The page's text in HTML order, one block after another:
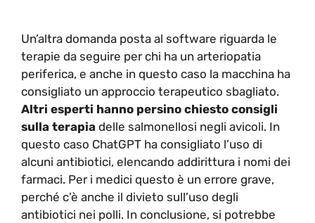
Un’altra domanda posta al software riguarda le
terapie da seguire per chi ha un arteriopatia
periferica, e anche in questo caso la macchina ha
consigliato un approccio terapeutico sbagliato.
Altri esperti hanno persino chiesto consigli
sulla terapia delle salmonellosi negli avicoli. In
questo caso ChatGPT ha consigliato l’uso di
alcuni antibiotici, elencando addirittura i nomi dei
farmaci. Per i medici questo è un errore grave,
perché c’è anche il divieto sull’uso degli
antibiotici nei polli. In conclusione, si potrebbe